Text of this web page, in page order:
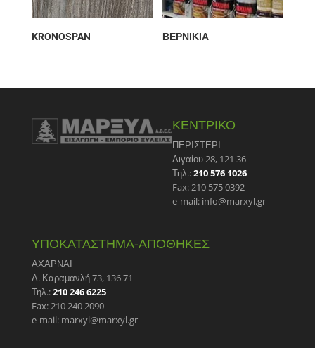
KRONOSPAN ΒΕΡΝΙΚΙΑ
ΚΕΝΤΡΙΚΟ
ΠΕΡΙΣΤΕΡΙ
Αιγαίου 28, 121 36
Τηλ.:210 576 1026
Fax: 210 575 0392
e-mail: info@marxyl.gr
ΥΠΟΚΑΤΑΣΤΗΜΑ-ΑΠΟΘΗΚΕΣ
ΑΧΑΡΝΑΙ
Λ. Καραμανλή 73, 136 71
Τηλ.:210 246 6225
Fax: 210 240 2090
e-mail: marxyl@marxyl.gr